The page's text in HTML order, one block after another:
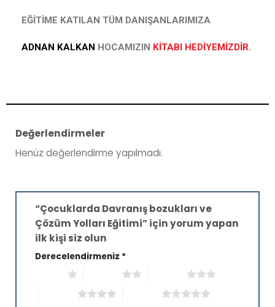
EĞİTİME KATILAN TÜM DANIŞANLARIMIZA
ADNAN KALKAN HOCAMIZIN KİTABI HEDİYEMİZDİR.
Değerlendirmeler
Henüz değerlendirme yapılmadı.
“Çocuklarda Davranış bozukları ve
Çözüm Yolları Eğitimi” için yorum yapan
ilk kişi siz olun
Derecelendirmeniz *